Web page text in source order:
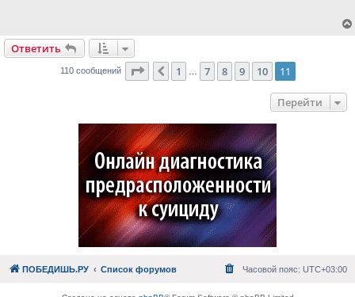
Ответить
110 сообщений Страница 11из11
Пред.
1 7 8 9 10 11
Перейти
ПОБЕДИШЬ.РУ Список форумов Часовой пояс: UTC+03:00